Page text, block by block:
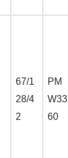
67/1
28/4
2
PM
W33
60